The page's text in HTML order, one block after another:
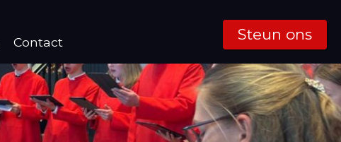
Contact Steun ons